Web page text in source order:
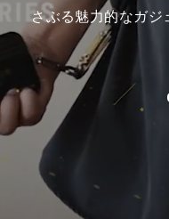
さぶる魅力的なガジ